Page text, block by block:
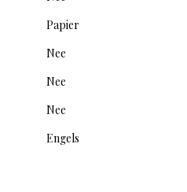
Papier
Nee
Nee
Nee
Engels